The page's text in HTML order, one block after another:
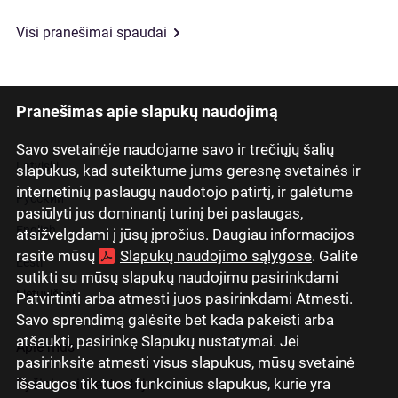
Pranešimas apie slapukų naudojimą
Savo svetainėje naudojame savo ir trečiųjų šalių
slapukus, kad suteiktume jums geresnę svetainės ir
internetinių paslaugų naudotojo patirtį, ir galėtume
pasiūlyti jus dominantį turinį bei paslaugas,
atsižvelgdami į jūsų įpročius. Daugiau informacijos
rasite mūsų
Slapukų naudojimo sąlygose. Galite
sutikti su mūsų slapukų naudojimu pasirinkdami
Patvirtinti arba atmesti juos pasirinkdami Atmesti.
Savo sprendimą galėsite bet kada pakeisti arba
atšaukti, pasirinkę Slapukų nustatymai. Jei
pasirinksite atmesti visus slapukus, mūsų svetainė
išsaugos tik tuos funkcinius slapukus, kurie yra
Visi pranešimai spaudai
Latviski
Русский
English
Eesti
Lietuviškai
Apie mus
Ryšiai su investuotojais